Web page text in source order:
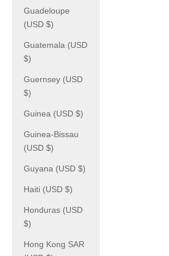
Guadeloupe
(USD $)
Guatemala (USD
$)
Guernsey (USD
$)
Guinea (USD $)
Guinea-Bissau
(USD $)
Guyana (USD $)
Haiti (USD $)
Honduras (USD
$)
Hong Kong SAR